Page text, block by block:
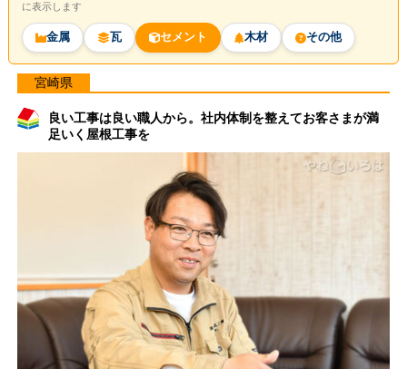
に表示します
金属 瓦 セメント 木材 その他
宮崎県
良い工事は良い職人から。社内体制を整えてお客さまが満
足いく屋根工事を